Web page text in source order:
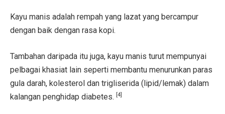
Kayu manis adalah rempah yang lazat yang bercampur
dengan baik dengan rasa kopi.
Tambahan daripada itu juga, kayu manis turut mempunyai
pelbagai khasiat lain seperti membantu menurunkan paras
gula darah, kolesterol dan trigliserida (lipid/lemak) dalam
kalangan penghidap diabetes.
[4]